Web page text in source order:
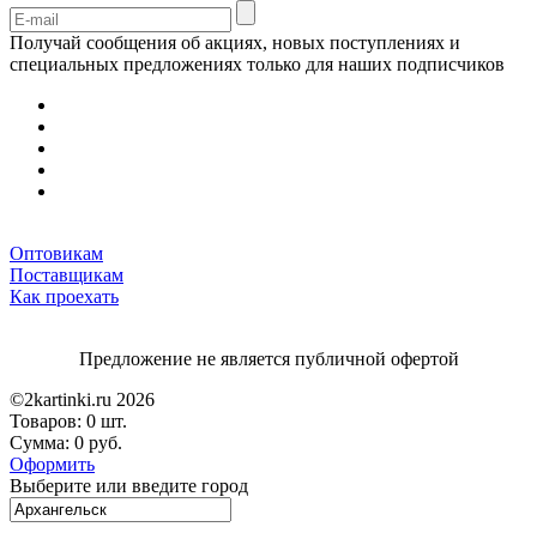
Получай сообщения об акциях, новых поступлениях и
специальных предложениях только для наших подписчиков
Оптовикам
Поставщикам
Как проехать
Предложение не является публичной офертой
©2kartinki.ru 2026
Товаров: 0 шт.
Сумма: 0 руб.
Оформить
Выберите или введите город